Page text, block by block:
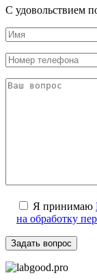
С удовольствием
Я принимаю
на обработку